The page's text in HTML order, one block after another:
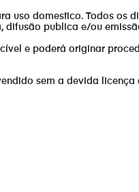
uso domestico. Todos os
difusão publica e/ou
e poderá originar
sem a devida licença